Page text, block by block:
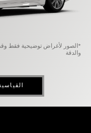
*الصور لأغراض توضيحية فقط
والدقة